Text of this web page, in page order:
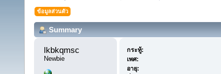
ข้อมูลส่วนตัว
Summary
lkbkqmsc
Newbie
กระทู้:
เพศ:
อายุ: